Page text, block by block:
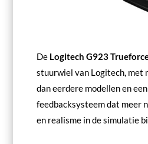
De Logitech G923
stuurwiel van Logitech, met
dan eerdere modellen en
feedbacksysteem dat meer
en realisme in de simulatie